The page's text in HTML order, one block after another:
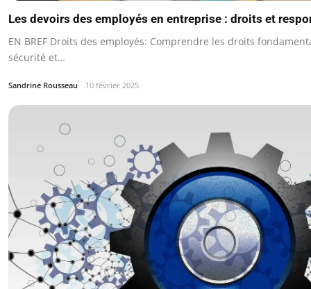
Les devoirs des employés en entreprise : droits et
EN BREF Droits des employés: Comprendre les droits
sécurité et…
Sandrine Rousseau 10 février 2025